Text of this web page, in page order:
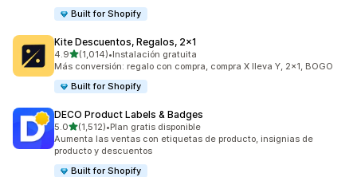
Built for Shopify
Kite Descuentos, Regalos, 2x1
4.9de 5 estrellas
(1,014)
1014 reseñas en total
•Instalación gratuita
Más conversión: regalo con compra, compra X lleva Y, 2x1, BOGO
Built for Shopify
DECO Product Labels & Badges
5.0de 5 estrellas
(1,512)
1512 reseñas en total
•Plan gratis disponible
Aumenta las ventas con etiquetas de producto, insignias de
producto y descuentos
Built for Shopify